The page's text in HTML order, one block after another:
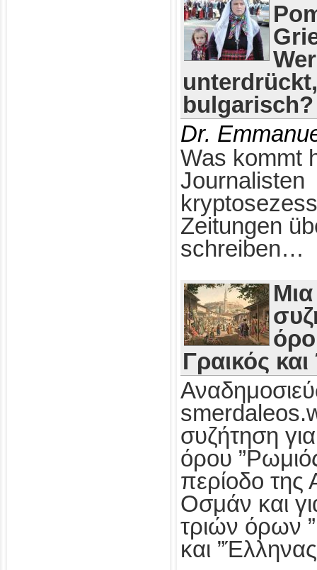
bulgarisch?
Dr.
Was kommt
Journalisten
Zeitungen
schreiben…
Μια
Γραικός
συζήτηση
όρου
περίοδο της
Οσμάν και
τριών όρων
και